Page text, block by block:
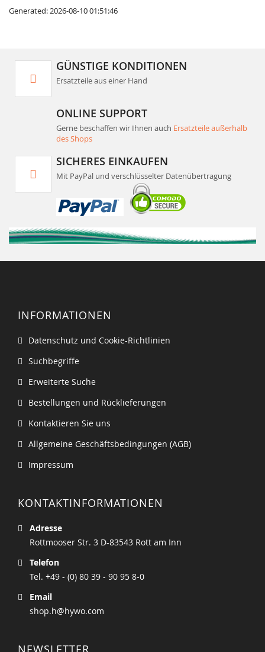
Generated: 2026-08-10 01:51:46
GÜNSTIGE KONDITIONEN
Ersatzteile aus einer Hand
ONLINE SUPPORT
Gerne beschaffen wir Ihnen auch Ersatzteile außerhalb
des Shops
SICHERES EINKAUFEN
Mit PayPal und verschlüsselter Datenübertragung
INFORMATIONEN
Datenschutz und Cookie-Richtlinien
Suchbegriffe
Erweiterte Suche
Bestellungen und Rücklieferungen
Kontaktieren Sie uns
Allgemeine Geschäftsbedingungen (AGB)
Impressum
KONTAKTINFORMATIONEN
Adresse
Rottmooser Str. 3 D-83543 Rott am Inn
Telefon
Tel. +49 - (0) 80 39 - 90 95 8-0
Email
shop.h@hywo.com
NEWSLETTER